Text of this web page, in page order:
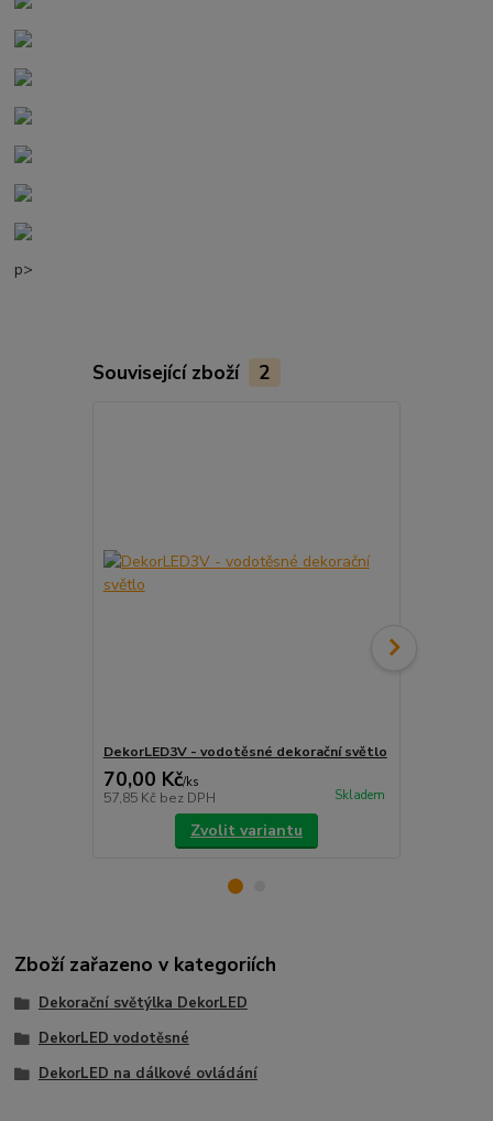
p>
Související zboží 2
DekorLED3V - vodotěsné dekorační světlo
70,00 Kč/ks
57,85 Kč bez DPH Skladem
Zvolit variantu
Zboží zařazeno v kategoriích
Dekorační světýlka DekorLED
DekorLED vodotěsné
DekorLED na dálkové ovládání